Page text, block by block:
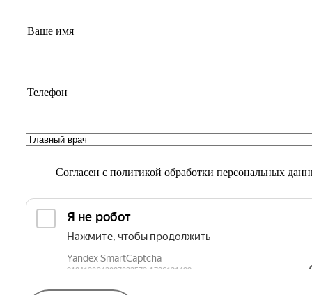
Согласен с политикой обработки персональных